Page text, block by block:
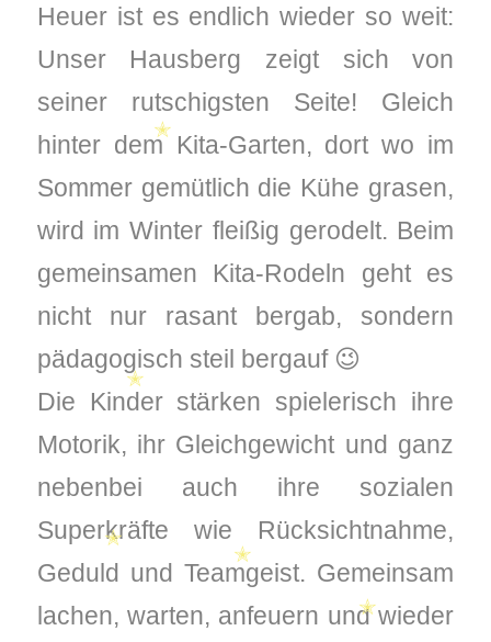
Heuer ist es endlich wieder so weit:
Unser Hausberg zeigt sich von
seiner rutschigsten Seite! Gleich
hinter dem Kita-Garten, dort wo im
Sommer gemütlich die Kühe grasen,
wird im Winter fleißig gerodelt. Beim
gemeinsamen Kita-Rodeln geht es
nicht nur rasant bergab, sondern
pädagogisch steil bergauf 😉
Die Kinder stärken spielerisch ihre
Motorik, ihr Gleichgewicht und ganz
nebenbei auch ihre sozialen
Superkräfte wie Rücksichtnahme,
Geduld und Teamgeist. Gemeinsam
lachen, warten, anfeuern und wieder
✭
✭
✭